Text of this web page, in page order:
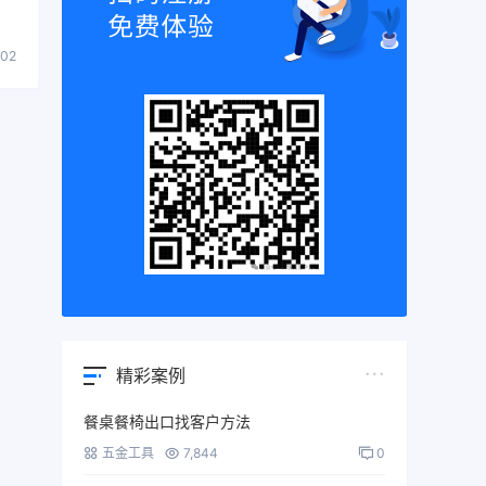
精彩案例
餐桌餐椅出口找客户方法
五金工具 7,844 0